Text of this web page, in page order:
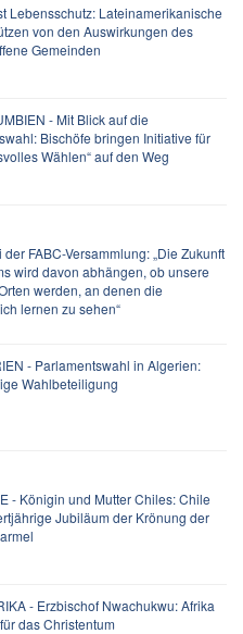
Lebensschutz: Lateinamerikanische
von den Auswirkungen des
Gemeinden
- Mit Blick auf die
Bischöfe bringen Initiative für
Wählen“ auf den Weg
FABC-Versammlung: „Die Zukunft
wird davon abhängen, ob unsere
werden, an denen die
lernen zu sehen“
- Parlamentswahl in Algerien:
Wahlbeteiligung
- Königin und Mutter Chiles: Chile
Jubiläum der Krönung der
- Erzbischof Nwachukwu: Afrika
das Christentum